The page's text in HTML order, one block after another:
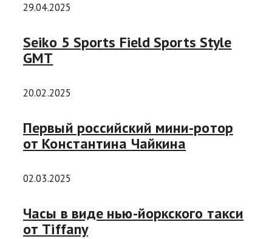
29.04.2025
Seiko 5 Sports Field Sports Style
GMT
20.02.2025
Первый российский мини-ротор
от Константина Чайкина
02.03.2025
Часы в виде нью-йоркского такси
от Tiffany